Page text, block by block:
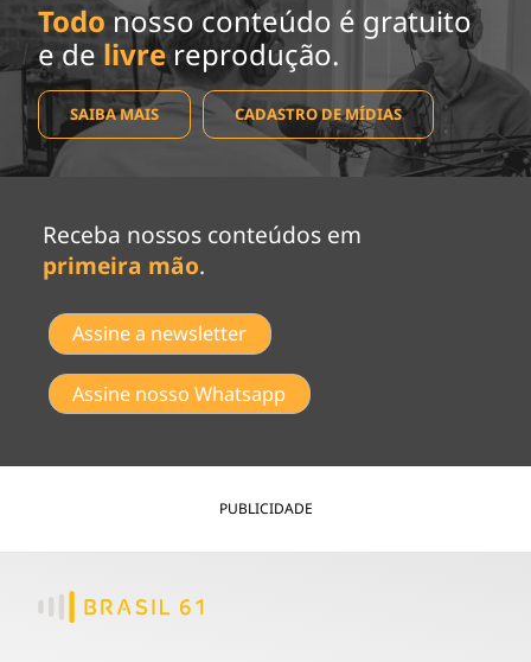
Todo nosso conteúdo é gratuito
e de livrereprodução.
SAIBA MAIS CADASTRO DE MÍDIAS
Receba nossos conteúdos em
primeira mão.
Assine a newsletter
Assine nosso Whatsapp
PUBLICIDADE